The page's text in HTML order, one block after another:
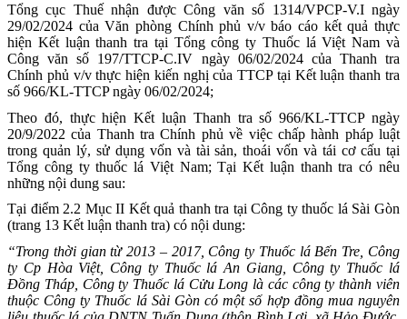
Tổng cục Thuế nhận được Công văn số 1314/VPCP-V.I ngày
29/02/2024 của Văn phòng Chính phủ v/v báo cáo kết quả thực
hiện Kết luận thanh tra tại Tổng công ty Thuốc lá Việt Nam và
Công văn số 197/TTCP-C.IV ngày 06/02/2024 của Thanh tra
Chính phủ v/v thực hiện kiến nghị của TTCP tại Kết luận thanh tra
số 966/KL-TTCP ngày 06/02/2024;
Theo đó, thực hiện Kết luận Thanh tra số 966/KL-TTCP ngày
20/9/2022 của Thanh tra Chính phủ về việc chấp hành pháp luật
trong quản lý, sử dụng vốn và tài sản, thoái vốn và tái cơ cấu tại
Tổng công ty thuốc lá Việt Nam; Tại Kết luận thanh tra có nêu
những nội dung sau:
Tại điểm 2.2 Mục II Kết quả thanh tra tại Công ty thuốc lá Sài Gòn
(trang 13 Kết luận thanh tra) có nội dung:
“Trong thời gian từ 2013 – 2017, Công ty Thuốc lá Bến Tre, Công
ty Cp Hòa Việt, Công ty Thuốc lá An Giang, Công ty Thuốc lá
Đồng Tháp, Công ty Thuốc lá Cửu Long là các công ty thành viên
thuộc Công ty Thuốc lá Sài Gòn có một số hợp đồng mua nguyên